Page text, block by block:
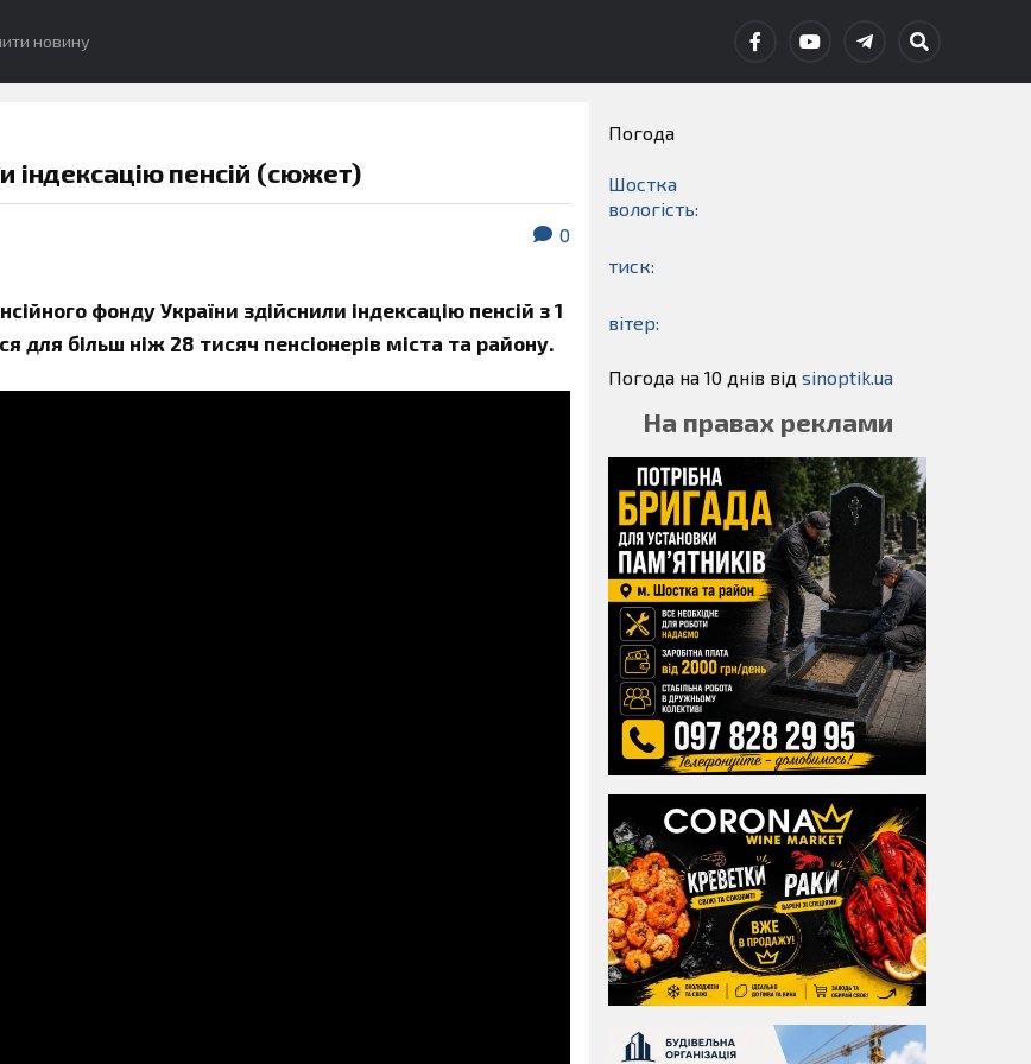
новину
пенсій (сюжет)
0
фонду України здійснили індексацію пенсій з 1
для більш ніж 28 тисяч пенсіонерів міста та району.
Погода
Шостка
вологість:
тиск:
вітер:
Погода на 10 днів від sinoptik.ua
На правах реклами